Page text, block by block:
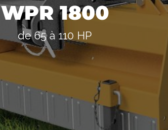
WPR 1800
de 65 à 110 HP